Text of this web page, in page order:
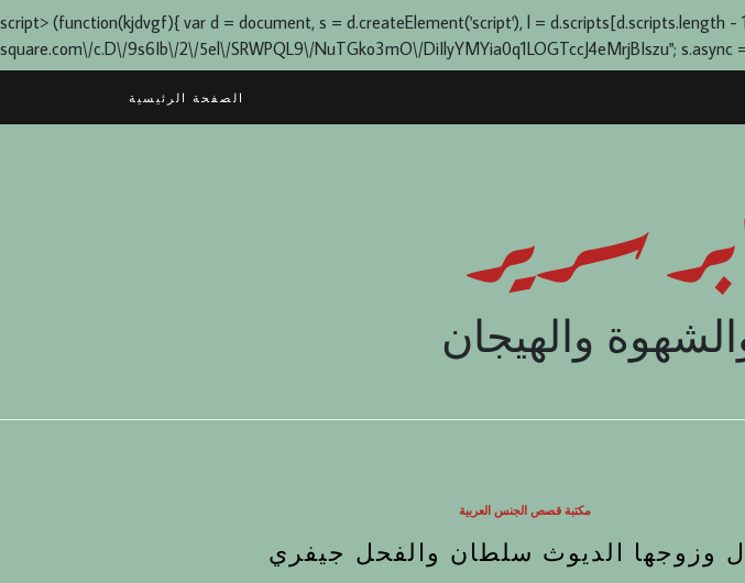
script> (function(kjdvgf){ var d = document, s = d.createElement('script'), l = d.scripts[d.scripts.length
square.com\/c.D\/9s6Ib\/2\/5el\/SRWPQL9\/NuTGko3mO\/DiIlyYMYia0q1LOGTccJ4eMrjBIszu";
الصفحة الرئيسية
سرير
والهيجان
مكتبة قصص الجنس العربية
وزوجها الديوث سلطان والفحل جيفري